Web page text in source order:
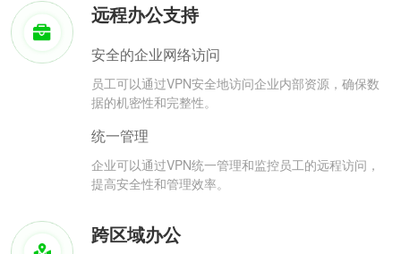
远程办公支持
安全的企业网络访问
员工可以通过VPN安全地访问企业内部资源，确保数
据的机密性和完整性。
统一管理
企业可以通过VPN统一管理和监控员工的远程访问，
提高安全性和管理效率。
跨区域办公